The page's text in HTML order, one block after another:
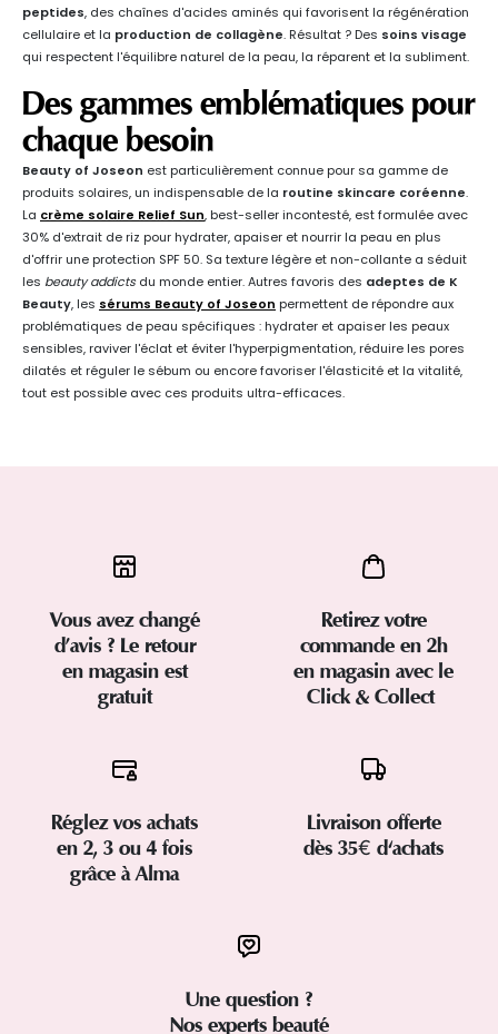
peptides, des chaînes d'acides aminés qui favorisent la régénération
cellulaire et la production de collagène. Résultat ? Des soins visage
qui respectent l'équilibre naturel de la peau, la réparent et la subliment.
Des gammes emblématiques pour
chaque besoin
Beauty of Joseon est particulièrement connue pour sa gamme de
produits solaires, un indispensable de la routine skincare coréenne.
La crème solaire Relief Sun, best-seller incontesté, est formulée avec
30% d'extrait de riz pour hydrater, apaiser et nourrir la peau en plus
d'offrir une protection SPF 50. Sa texture légère et non-collante a séduit
les beauty addictsdu monde entier. Autres favoris des adeptes de K
Beauty, les sérums Beauty of Joseon permettent de répondre aux
problématiques de peau spécifiques : hydrater et apaiser les peaux
sensibles, raviver l'éclat et éviter l'hyperpigmentation, réduire les pores
dilatés et réguler le sébum ou encore favoriser l'élasticité et la vitalité,
tout est possible avec ces produits ultra-efficaces.
Vous avez changé
d’avis ? Le retour
en magasin est
gratuit
Retirez votre
commande en 2h
en magasin avec le
Click & Collect
Réglez vos achats
en 2, 3 ou 4 fois
grâce à Alma
Livraison offerte
dès 35€ d'achats
Une question ?
Nos experts beauté